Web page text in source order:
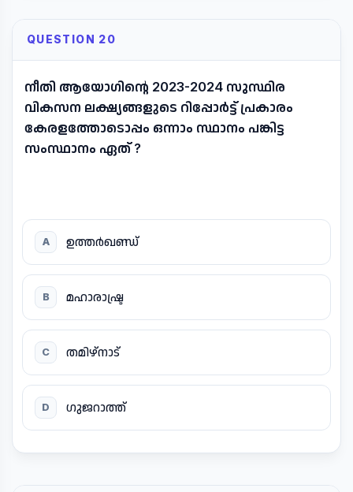
QUESTION 20
നീതി ആയോഗിന്റെ 2023-2024 സുസ്ഥിര
വികസന ലക്ഷ്യങ്ങളുടെ റിപ്പോർട്ട് പ്രകാരം
കേരളത്തോടൊപ്പം ഒന്നാം സ്ഥാനം പങ്കിട്ട
സംസ്ഥാനം ഏത് ?
A ഉത്തർഖണ്ഡ്
B മഹാരാഷ്ട്ര
C തമിഴ്‌നാട്
D ഗുജറാത്ത്